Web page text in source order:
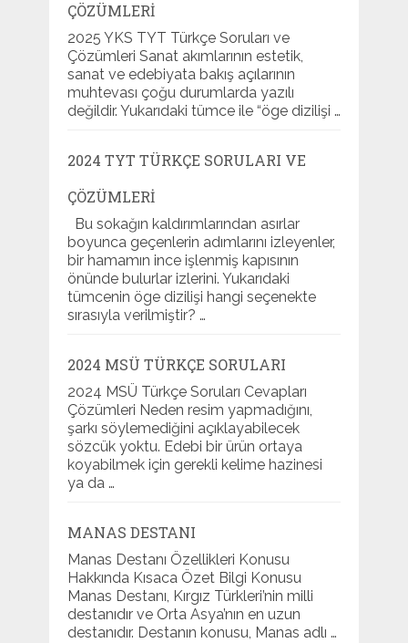
ÇÖZÜMLERI
2025 YKS TYT Türkçe Soruları ve
Çözümleri Sanat akımlarının estetik,
sanat ve edebiyata bakış açılarının
muhtevası çoğu durumlarda yazılı
değildir. Yukarıdaki tümce ile “öge dizilişi …
2024 TYT TÜRKÇE SORULARI VE
ÇÖZÜMLERI
Bu sokağın kaldırımlarından asırlar
boyunca geçenlerin adımlarını izleyenler,
bir hamamın ince işlenmiş kapısının
önünde bulurlar izlerini. Yukarıdaki
tümcenin öge dizilişi hangi seçenekte
sırasıyla verilmiştir? …
2024 MSÜ TÜRKÇE SORULARI
2024 MSÜ Türkçe Soruları Cevapları
Çözümleri Neden resim yapmadığını,
şarkı söylemediğini açıklayabilecek
sözcük yoktu. Edebi bir ürün ortaya
koyabilmek için gerekli kelime hazinesi
ya da …
MANAS DESTANI
Manas Destanı Özellikleri Konusu
Hakkında Kısaca Özet Bilgi Konusu
Manas Destanı, Kırgız Türkleri’nin milli
destanıdır ve Orta Asya’nın en uzun
destanıdır. Destanın konusu, Manas adlı …